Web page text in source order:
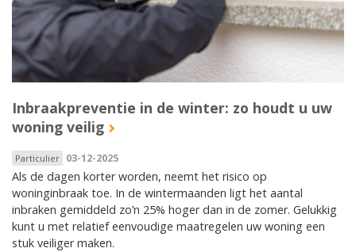
Inbraakpreventie in de winter: zo houdt u uw
woning veilig
Particulier 03-12-2025
Als de dagen korter worden, neemt het risico op
woninginbraak toe. In de wintermaanden ligt het aantal
inbraken gemiddeld zo’n 25% hoger dan in de zomer. Gelukkig
kunt u met relatief eenvoudige maatregelen uw woning een
stuk veiliger maken.